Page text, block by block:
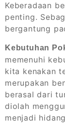
Keberadaan
penting.
bergantung
Kebutuhan
memenuhi
kita kenakan
merupakan
berasal dari
diolah
menjadi